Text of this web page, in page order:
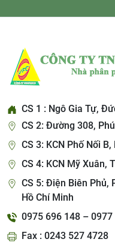
CS 1 : Ngô Gia Tự,
CS 2: Đường 308,
CS 3: KCN Phố Nối
CS 4: KCN Mỹ Xuân,
CS 5: Điện Biên Phủ,
Hồ Chí Minh
0975 696 148 – 0977
Fax : 0243 527 4728